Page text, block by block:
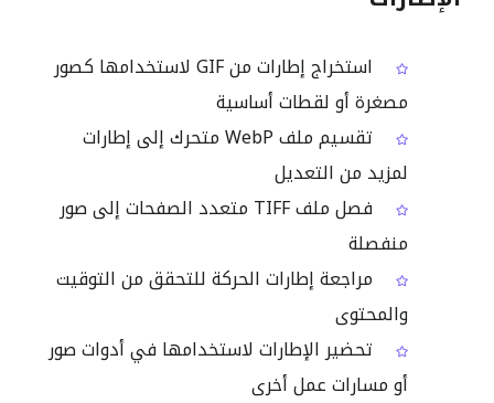
استخراج إطارات من GIF لاستخدامها كصور
مصغرة أو لقطات أساسية
تقسيم ملف WebP متحرك إلى إطارات
لمزيد من التعديل
فصل ملف TIFF متعدد الصفحات إلى صور
منفصلة
مراجعة إطارات الحركة للتحقق من التوقيت
والمحتوى
تحضير الإطارات لاستخدامها في أدوات صور
أو مسارات عمل أخرى